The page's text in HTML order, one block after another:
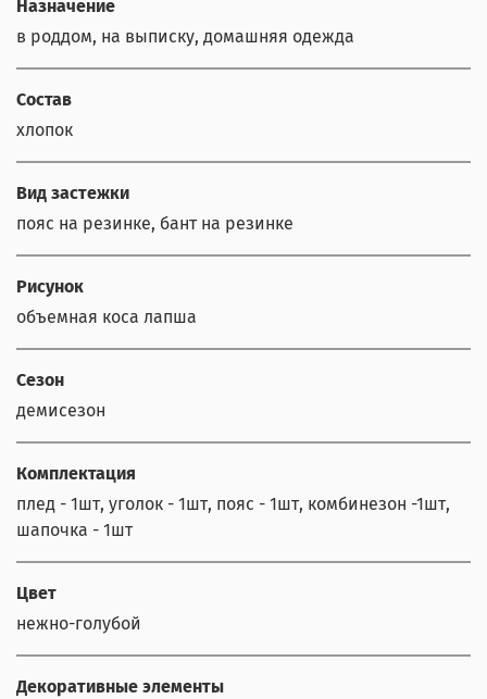
Назначение
в роддом, на выписку, домашняя одежда
Состав
хлопок
Вид застежки
пояс на резинке, бант на резинке
Рисунок
объемная коса лапша
Сезон
демисезон
Комплектация
плед - 1шт, уголок - 1шт, пояс - 1шт, комбинезон -1шт,
шапочка - 1шт
Цвет
нежно-голубой
Декоративные элементы